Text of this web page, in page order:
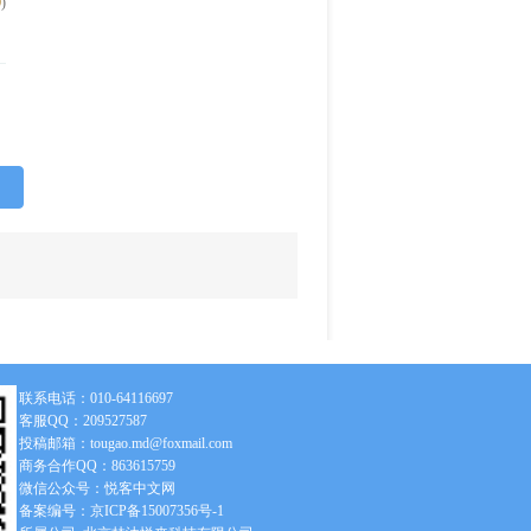
联系电话：010-64116697
客服QQ：209527587
投稿邮箱：tougao.md@foxmail.com
商务合作QQ：863615759
微信公众号：悦客中文网
备案编号：京ICP备15007356号-1